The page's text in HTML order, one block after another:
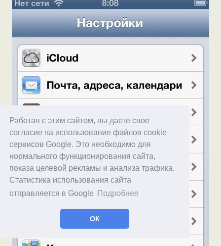
Работая с этим сайтом, вы даете свое
согласие на использование файлов cookie
сервисов Google. Это необходимо для
нормального функционирования сайта,
показа целевой рекламы и анализа трафика.
Статистика использования сайта
отправляется в Google
Подробнее
ОК